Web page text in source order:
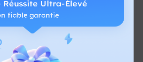
conçus pour une collecte
et fiable.
gratuite
réelle
Réussite Ultra-Élevé
fiable garantie